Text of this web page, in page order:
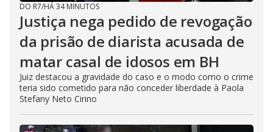
DO R7/HÁ 34 MINUTOS
Justiça nega pedido de revogação
da prisão de diarista acusada de
matar casal de idosos em BH
Juiz destacou a gravidade do caso e o modo como o crime
teria sido cometido para não conceder liberdade à Paola
Stefany Neto Cirino